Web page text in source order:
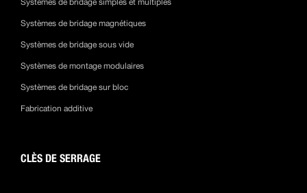
Systèmes de bridage simples et multiples
Systèmes de bridage magnétiques
Systèmes de bridage sous vide
Systèmes de montage modulaires
Systèmes de bridage sur bloc
Fabrication additive
CLÈS DE SERRAGE